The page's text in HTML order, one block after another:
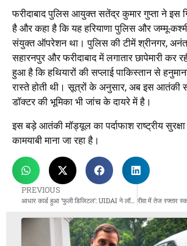
फरीदाबाद पुलिस आयुक्त सतेंद्र कुमार गुप्ता ने इस
है और कहा है कि यह हरियाणा पुलिस और जम्मू-
संयुक्त ऑपरेशन था। पुलिस की टीमें श्रीनगर,
सहारनपुर और फरीदाबाद में लगातार छापेमारी कर
हुआ है कि हथियारों की सप्लाई पाकिस्तान से
रास्ते होती थी। सूत्रों के अनुसार, अब इस आतंकी
डॉक्टर की भूमिका भी जांच के दायरे में है।
इस बड़े आतंकी मॉड्यूल का पर्दाफाश राष्ट्रीय
कामयाबी माना जा रहा है।
PREVIOUS
आधार कार्ड हुआ ‘फुली डिजिटल’: UIDAI ने लॉन्च किया नया मोबाइल ऐप, वेरिफिकेशन हुआ UPI जितना आसान!